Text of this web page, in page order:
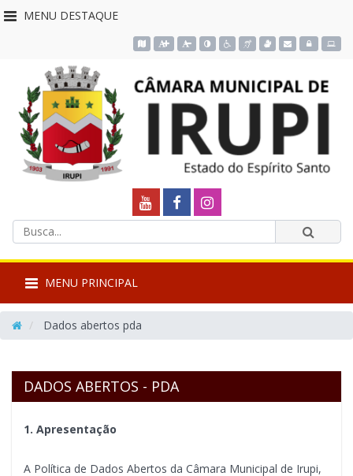
MENU DESTAQUE
Acessar o mapa do site
Ação para aumentar tamanho da fonte do site
Ação para diminuir tamanho da fonte do site
Ação para aplicar auto contraste no site
Acessar página sobre acessibilidade
Acessar página sobre NVDA -
Acessar página sobre
Acessar Webmail
Acessar
Câmara
Municipal
de
Irupi
-
Link
para
Link
para
Link
para
Termos
da
busca
MENU PRINCIPAL
Dados abertos pda
DADOS ABERTOS - PDA
1. Apresentação
A Política de Dados Abertos da Câmara Municipal de Irupi,